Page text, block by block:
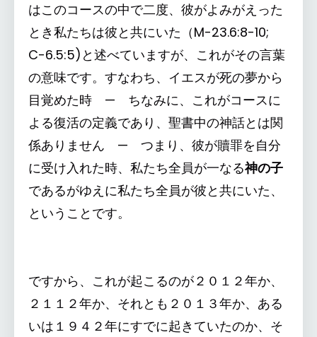
はこのコースの中で二度、彼がよみがえった
とき私たちは彼と共にいた（M-23.6:8-10;
C-6.5:5)と述べていますが、これがその言葉
の意味です。すなわち、イエスが死の夢から
目覚めた時 — ちなみに、これがコースに
よる復活の定義であり、聖書中の神話とは関
係ありません — つまり、彼が贖罪を自分
に受け入れた時、私たち全員が一なる神の子
であるがゆえに私たち全員が彼と共にいた、
ということです。
ですから、これが起こるのが２０１２年か、
２１１２年か、それとも２０１３年か、ある
いは１９４２年にすでに起きていたのか、そ